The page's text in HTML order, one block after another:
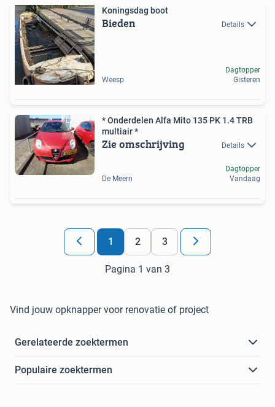
Koningsdag boot
Bieden Details
Weesp
Dagtopper
Gisteren
* Onderdelen Alfa Mito 135 PK 1.4 TRB
multiair *
Zie omschrijving Details
De Meern
Dagtopper
Vandaag
1 2 3
Pagina 1 van 3
Vind jouw opknapper voor renovatie of project
Gerelateerde zoektermen
Populaire zoektermen